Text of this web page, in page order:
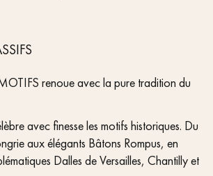
renoue avec la pure tradition du
avec finesse les motifs historiques. Du
aux élégants Bâtons Rompus, en
Dalles de Versailles, Chantilly et